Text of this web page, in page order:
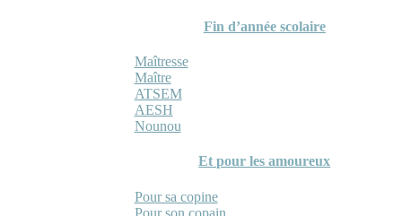
Fin d’année scolaire
Maîtresse
Maître
ATSEM
AESH
Nounou
Et pour les amoureux
Pour sa copine
Pour son copain